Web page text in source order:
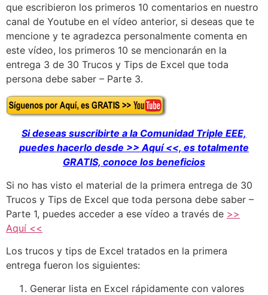
que escribieron los primeros 10 comentarios en nuestro
canal de Youtube en el vídeo anterior, si deseas que te
mencione y te agradezca personalmente comenta en
este vídeo, los primeros 10 se mencionarán en la
entrega 3 de 30 Trucos y Tips de Excel que toda
persona debe saber – Parte 3.
Si deseas suscribirte a la Comunidad Triple EEE,
puedes hacerlo desde >> Aquí <<, es totalmente
GRATIS, conoce los beneficios
Si no has visto el material de la primera entrega de 30
Trucos y Tips de Excel que toda persona debe saber –
Parte 1, puedes acceder a ese vídeo a través de >>
Aquí <<
Los trucos y tips de Excel tratados en la primera
entrega fueron los siguientes:
Generar lista en Excel rápidamente con valores